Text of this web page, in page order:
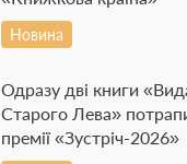
Новина
Одразу дві книги
Старого Лева»
премії «Зустріч-2026»